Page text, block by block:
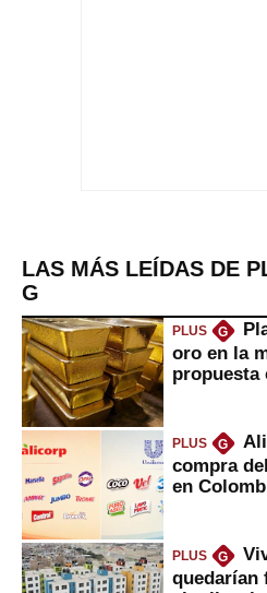
LAS MÁS LEÍDAS DE
G
PLUS G
oro en la
propuesta
PLUS G
compra
en
PLUS G
quedarían